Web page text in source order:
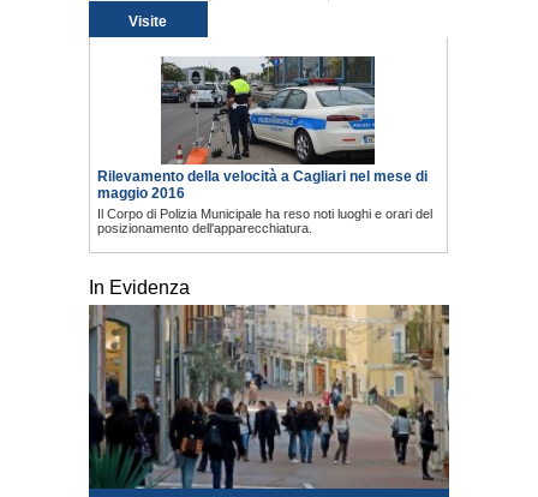
Visite
Rilevamento della velocità a Cagliari nel mese di
maggio 2016
Il Corpo di Polizia Municipale ha reso noti luoghi e orari del
posizionamento dell'apparecchiatura.
In Evidenza